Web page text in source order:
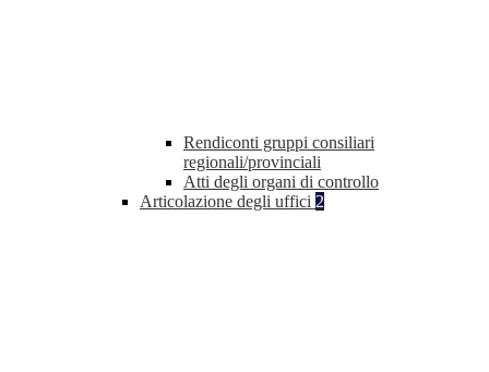
Rendiconti gruppi consiliari
regionali/provinciali
Atti degli organi di controllo
Articolazione degli uffici 2